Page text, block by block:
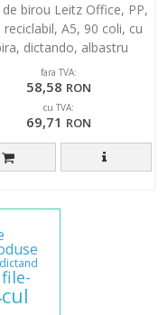
de birou Leitz Office, PP,
reciclabil, A5, 90 coli, cu
dictando, albastru
fara TVA:
58,58 RON
cu TVA:
69,71 RON
file-